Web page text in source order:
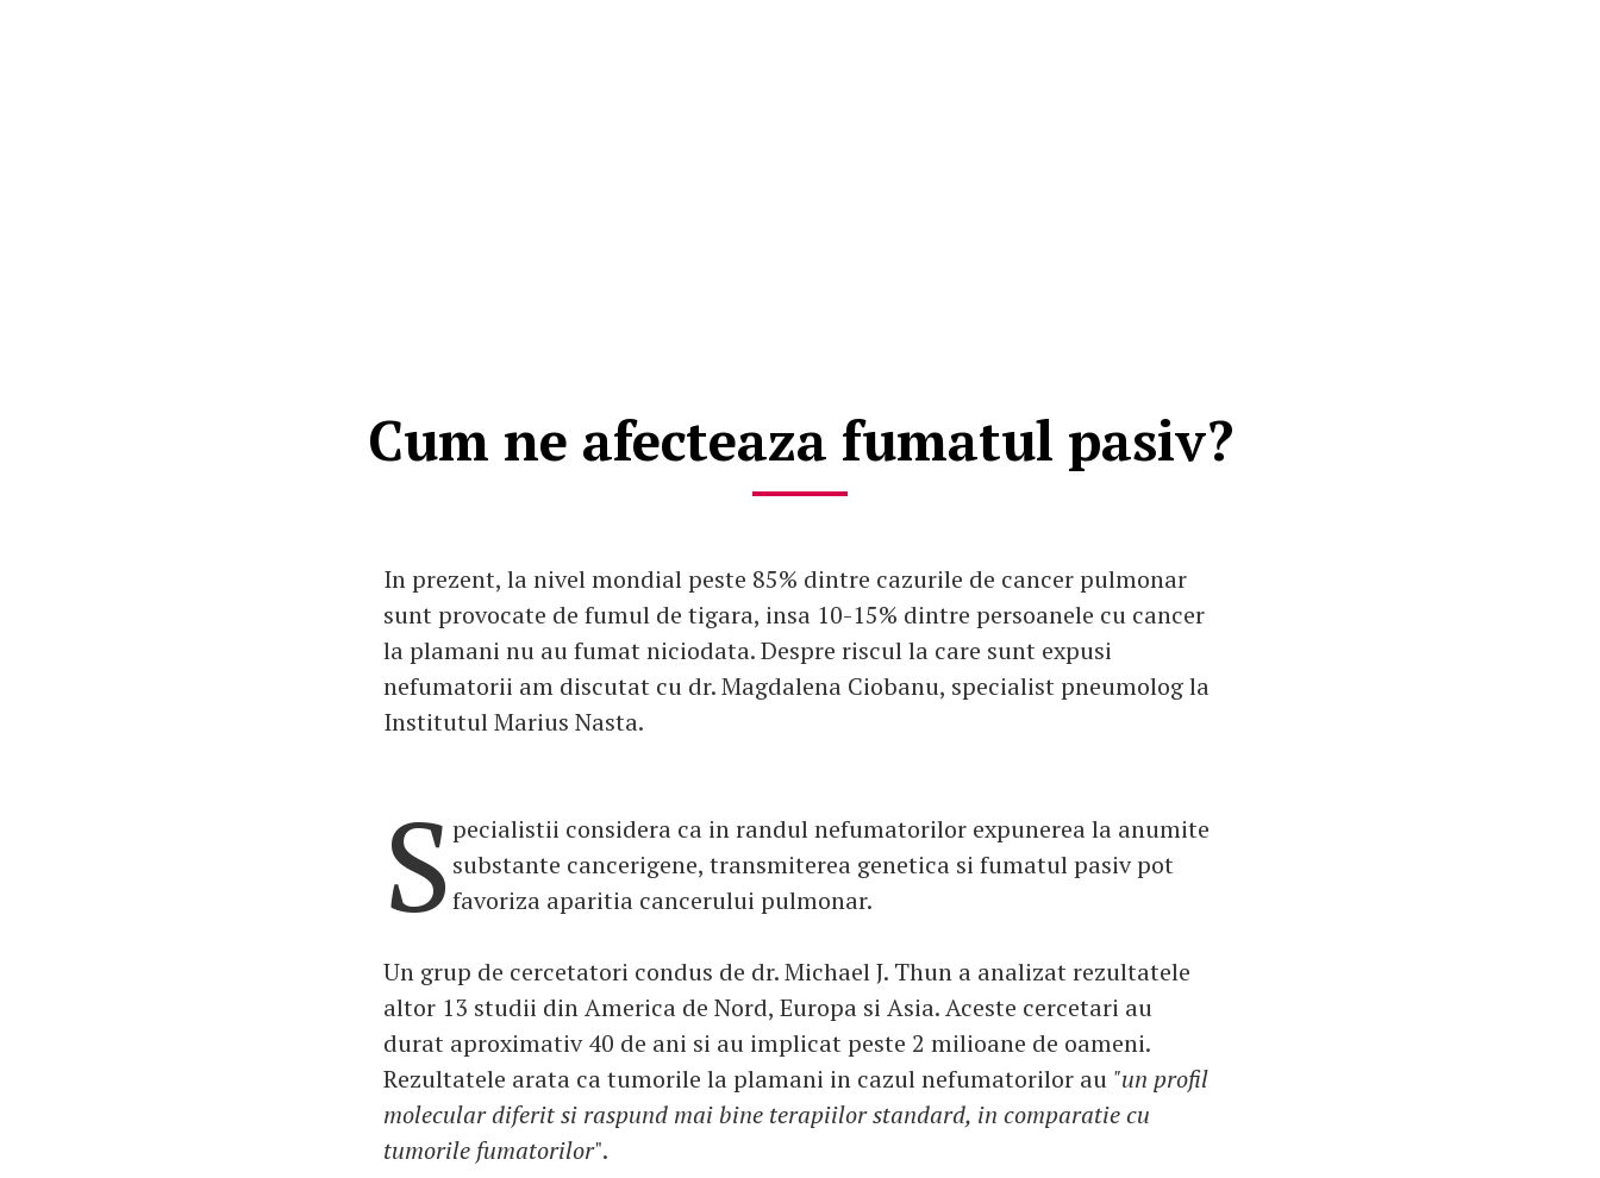
Cum ne afecteaza fumatul pasiv?
In prezent, la nivel mondial peste 85% dintre cazurile de cancer pulmonar
sunt provocate de fumul de tigara, insa 10-15% dintre persoanele cu cancer
la plamani nu au fumat niciodata. Despre riscul la care sunt expusi
nefumatorii am discutat cu dr. Magdalena Ciobanu, specialist pneumolog la
Institutul Marius Nasta.
S pecialistii considera ca in randul nefumatorilor expunerea la anumite
substante cancerigene, transmiterea genetica si fumatul pasiv pot
favoriza aparitia cancerului pulmonar.
Un grup de cercetatori condus de dr. Michael J. Thun a analizat rezultatele
altor 13 studii din America de Nord, Europa si Asia. Aceste cercetari au
durat aproximativ 40 de ani si au implicat peste 2 milioane de oameni.
Rezultatele arata ca tumorile la plamani in cazul nefumatorilor au "un profil
molecular diferit si raspund mai bine terapiilor standard, in comparatie cu
tumorile fumatorilor".